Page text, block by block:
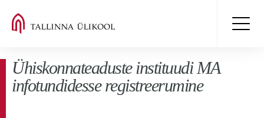
Ühiskonnateaduste instituudi MA
infotundidesse registreerumine